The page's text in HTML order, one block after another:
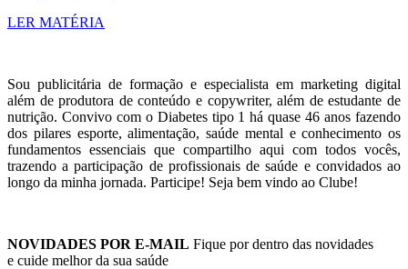
LER MATÉRIA
Sou publicitária de formação e especialista em marketing digital
além de produtora de conteúdo e copywriter, além de estudante de
nutrição. Convivo com o Diabetes tipo 1 há quase 46 anos fazendo
dos pilares esporte, alimentação, saúde mental e conhecimento os
fundamentos essenciais que compartilho aqui com todos vocês,
trazendo a participação de profissionais de saúde e convidados ao
longo da minha jornada. Participe! Seja bem vindo ao Clube!
NOVIDADES POR E-MAIL Fique por dentro das novidades
e cuide melhor da sua saúde